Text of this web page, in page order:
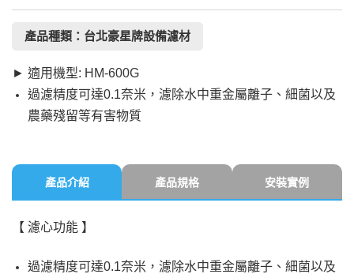
產品種類：台北豪星牌設備濾材
► 適用機型: HM-600G
過濾精度可達0.1奈米，濾除水中重金屬離子、細菌以及
農藥殘留等有害物質
產品介紹 產品規格 安裝實例
【 濾心功能 】
過濾精度可達0.1奈米，濾除水中重金屬離子、細菌以及